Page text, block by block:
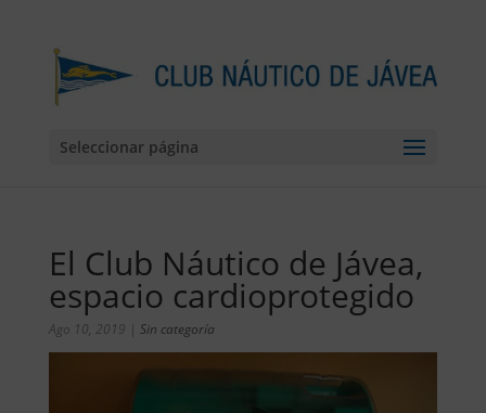
Seleccionar página
El Club Náutico de Jávea,
espacio cardioprotegido
Ago 10, 2019 | Sin categoría